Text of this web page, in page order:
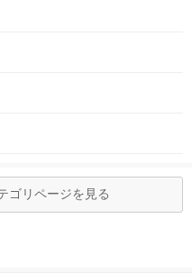
ゴリページを見る